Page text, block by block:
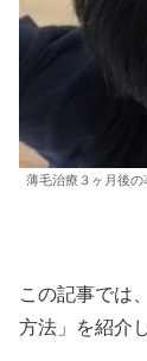
薄毛治療３ヶ月後の
この記事では
方法」を紹介